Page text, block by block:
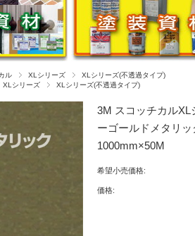
ル XLシリーズ
XLシリーズ(不透過タイプ)
XLシリーズ XLシリーズ(不透過タイプ)
3M スコッチカルXL
ーゴールドメタリ
1000mm×50M
希望小売価格:
価格: